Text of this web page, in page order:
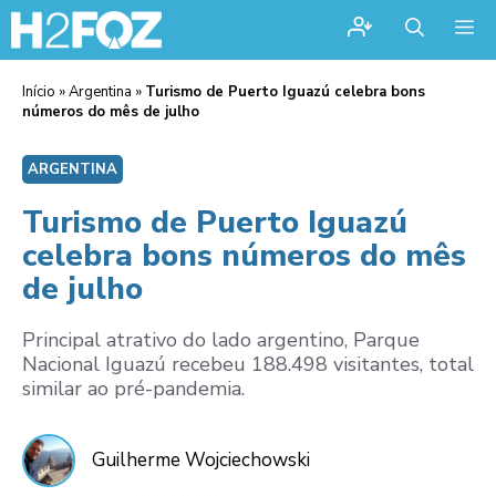
Início »Argentina » Turismo de Puerto Iguazú celebra bons
números do mês de julho
ARGENTINA
Turismo de Puerto Iguazú
celebra bons números do mês
de julho
Principal atrativo do lado argentino, Parque
Nacional Iguazú recebeu 188.498 visitantes, total
similar ao pré-pandemia.
Guilherme Wojciechowski